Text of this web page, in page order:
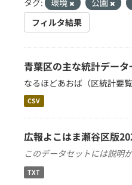
タグ: 環境 公園
フィルタ結果
青葉区の主な統計データ
なるほどあおば（区統計要
CSV
広報よこはま瀬谷区版
このデータセットには説明
TXT